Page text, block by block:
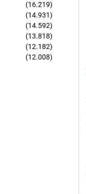
(16.219)
(14.931)
(14.592)
(13.818)
(12.182)
(12.008)